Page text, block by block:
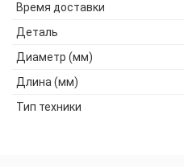
Время доставки
Деталь
Диаметр (мм)
Длина (мм)
Тип техники